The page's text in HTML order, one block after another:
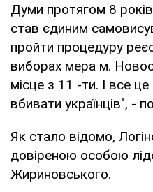
Думи протягом 8
став єдиним
пройти процедуру
виборах мера м.
місце з 11 -ти. І все
вбивати українців", -
Як стало відомо,
довіреною особою
Жириновського.